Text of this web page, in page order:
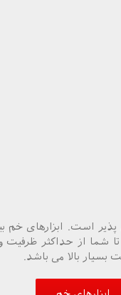
پذیر است. ابزارهای خم
شما از حداکثر
بسیار بالا می باشد.